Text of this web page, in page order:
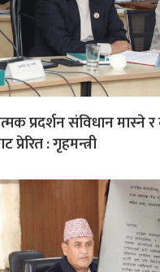
प्रदर्शन संविधान मास्ने र
प्रेरित : गृहमन्त्री